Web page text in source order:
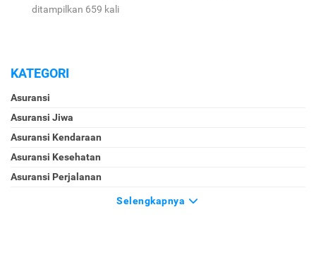
ditampilkan 659 kali
KATEGORI
Asuransi
Asuransi Jiwa
Asuransi Kendaraan
Asuransi Kesehatan
Asuransi Perjalanan
Selengkapnya